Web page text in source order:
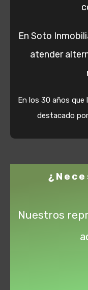
En Soto
atender
En los 30 años que
destacado
Nuestros